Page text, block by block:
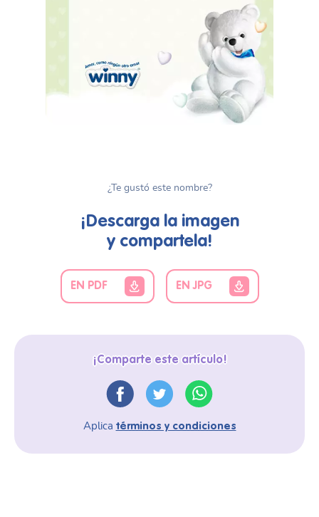
¿Te gustó este nombre?
¡Descarga la imagen
y compartela!
EN PDF EN JPG
¡Comparte este artículo!
Aplica términos y condiciones